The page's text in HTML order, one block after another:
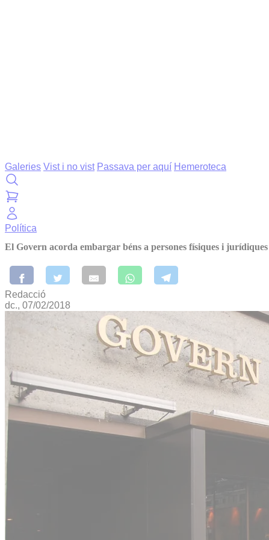
Galeries Vist i no vist Passava per aquí Hemeroteca
Política
El Govern acorda embargar béns a persones físiques i
Redacció
dc., 07/02/2018